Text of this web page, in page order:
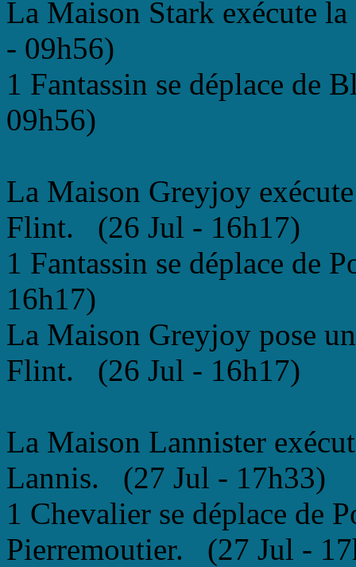
La Maison Stark exécute
- 09h56)
1 Fantassin se déplace
09h56)
La Maison Greyjoy
Flint. (26 Jul - 16h17)
1 Fantassin se déplace de
16h17)
La Maison Greyjoy pose
Flint. (26 Jul - 16h17)
La Maison Lannister
Lannis. (27 Jul - 17h33)
1 Chevalier se déplace de
Pierremoutier. (27 Jul -